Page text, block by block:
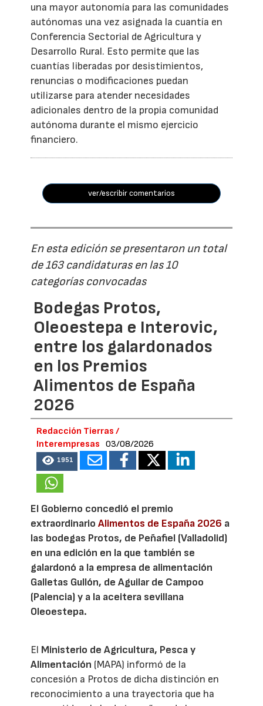
una mayor autonomía para las comunidades
autónomas una vez asignada la cuantía en
Conferencia Sectorial de Agricultura y
Desarrollo Rural. Esto permite que las
cuantías liberadas por desistimientos,
renuncias o modificaciones puedan
utilizarse para atender necesidades
adicionales dentro de la propia comunidad
autónoma durante el mismo ejercicio
financiero.
ver/escribir comentarios
En esta edición se presentaron un total
de 163 candidaturas en las 10
categorías convocadas
Bodegas Protos,
Oleoestepa e Interovic,
entre los galardonados
en los Premios
Alimentos de España
2026
Redacción Tierras /
Interempresas
03/08/2026
1951
El Gobierno concedió el premio
extraordinarioAlimentos de España 2026 a
las bodegas Protos, de Peñafiel (Valladolid)
en una edición en la que también se
galardonó a la empresa de alimentación
Galletas Gullón, de Aguilar de Campoo
(Palencia) y a la aceitera sevillana
Oleoestepa.
El Ministerio de Agricultura, Pesca y
Alimentación (MAPA) informó de la
concesión a Protos de dicha distinción en
reconocimiento a una trayectoria que ha